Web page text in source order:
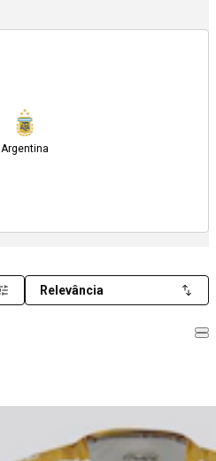
Argentina
Relevância